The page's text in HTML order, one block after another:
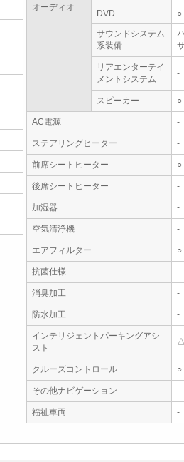
オーディオ
DVD
○
サウンドシステム
系装備
リアエンターテイ
メントシステム
-
スピーカー ○
AC電源 -
ステアリングヒーター -
前席シートヒーター ○
後席シートヒーター -
加湿器 -
空気清浄機 -
エアフィルター ○
抗菌仕様 -
消臭加工 -
防水加工 -
インテリジェントパーキングアシ
スト
クルーズコントロール ○
その他ナビゲーション -
福祉車両
-